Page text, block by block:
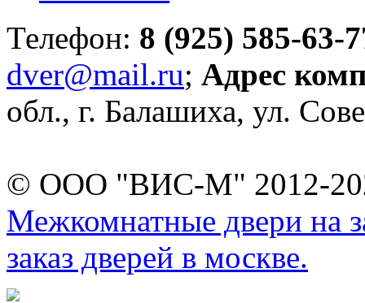
Телефон: 8 (925) 585-63-
dver@mail.ru; Адрес
обл., г. Балашиха, ул.
© ООО "ВИС-М" 2012-
Межкомнатные двери на
заказ дверей в москве.